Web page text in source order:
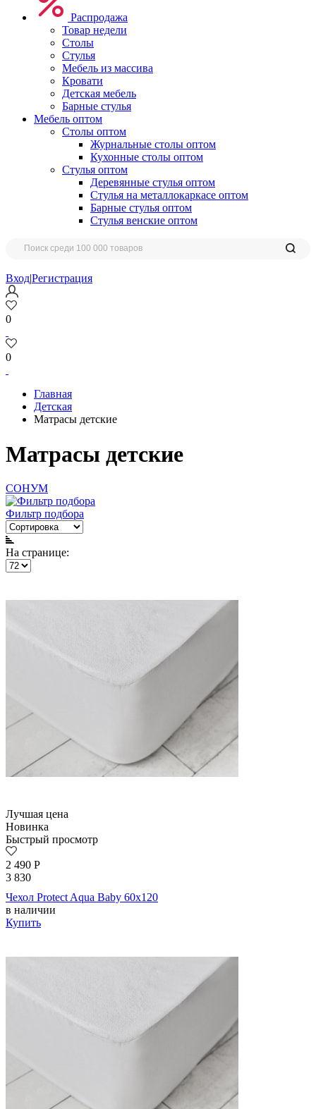
Распродажа
Товар недели
Столы
Стулья
Мебель из массива
Кровати
Детская мебель
Барные стулья
Мебель оптом
Столы оптом
Журнальные столы оптом
Кухонные столы оптом
Стулья оптом
Деревянные стулья оптом
Стулья на металлокаркасе оптом
Барные стулья оптом
Стулья венские оптом
Вход|Регистрация
0
0
Главная
Детская
Матрасы детские
Матрасы детские
СОНУМ
Фильтр подбора
На странице:
Лучшая цена
Новинка
Быстрый просмотр
2 490 Р
3 830
Чехол Protect Aqua Baby 60х120
в наличии
Купить